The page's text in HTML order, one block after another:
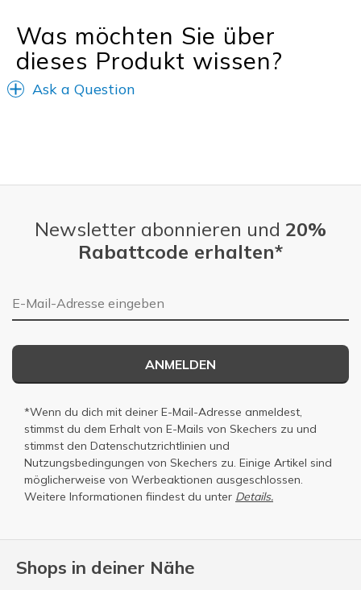
Was möchten Sie über
dieses Produkt wissen?
Ask a Question
Shops in deiner Nähe
Newsletter abonnieren und 20%
Rabattcode erhalten*
E-Mail-Adresse
ANMELDEN
*Wenn du dich mit deiner E-Mail-Adresse anmeldest,
stimmst du dem Erhalt von E-Mails von Skechers zu und
stimmst den Datenschutzrichtlinien und
Nutzungsbedingungen von Skechers zu. Einige Artikel sind
möglicherweise von Werbeaktionen ausgeschlossen.
Weitere Informationen fiindest du unter Details.